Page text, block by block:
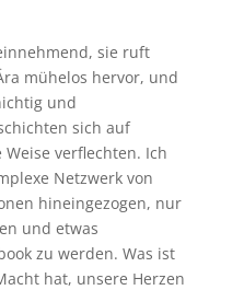
sie ruft
mühelos hervor, und
und
sich auf
verflechten. Ich
Netzwerk von
hineingezogen, nur
und etwas
zu werden. Was ist
hat, unsere Herzen